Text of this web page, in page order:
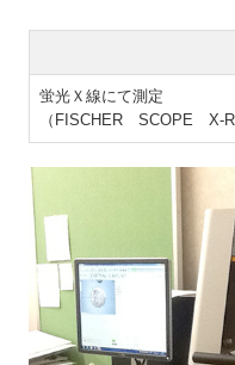
蛍光Ｘ線にて測定
（FISCHER SCOPE X-